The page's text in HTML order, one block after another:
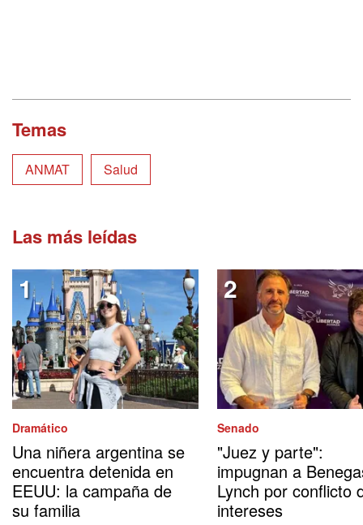
Temas
ANMAT Salud
Las más leídas
Dramático
Una niñera argentina se
encuentra detenida en
EEUU: la campaña de
su familia
Senado
"Juez y parte":
impugnan a
Lynch por conflicto
intereses